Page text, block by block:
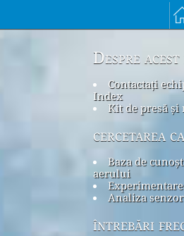
Despre
Contactați
Index
Kit de presă și
cercetarea
Baza de
aerului
Analiza
întrebări